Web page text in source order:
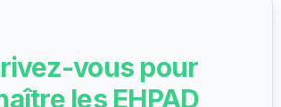
pour EHPAD Château du
vous pour
les EHPAD